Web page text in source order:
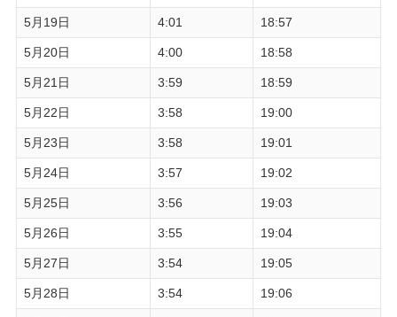
5月19日 4:01 18:57
5月20日 4:00 18:58
5月21日 3:59 18:59
5月22日 3:58 19:00
5月23日 3:58 19:01
5月24日 3:57 19:02
5月25日 3:56 19:03
5月26日 3:55 19:04
5月27日 3:54 19:05
5月28日 3:54 19:06